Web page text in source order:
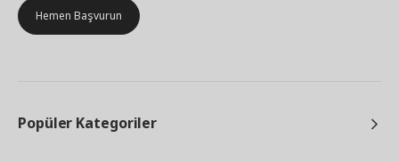
Hemen Başvurun
Popüler Kategoriler